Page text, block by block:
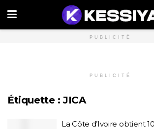
PUBLICITÉ
PUBLICITÉ
Étiquette :JICA
La Côte d’Ivoire obtient